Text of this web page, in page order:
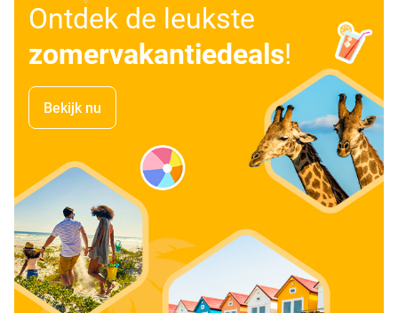
Ontdek de leukste
zomervakantiedeals!
Bekijk nu